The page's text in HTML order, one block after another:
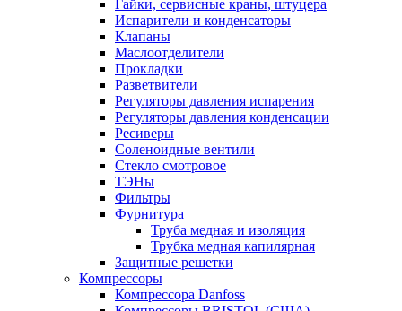
Гайки, сервисные краны, штуцера
Испарители и конденсаторы
Клапаны
Маслоотделители
Прокладки
Разветвители
Регуляторы давления испарения
Регуляторы давления конденсации
Ресиверы
Соленоидные вентили
Стекло смотровое
ТЭНы
Фильтры
Фурнитура
Труба медная и изоляция
Трубка медная капилярная
Защитные решетки
Компрессоры
Компрессора Danfoss